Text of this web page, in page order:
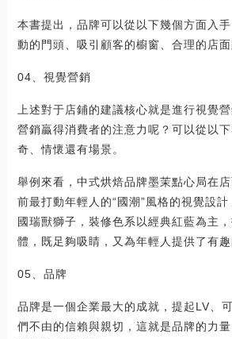
本書提出，品牌可以從以下幾個方面入
動的門頭、吸引顧客的櫥窗、合理的店面
04、視覺營銷
上述對于店鋪的建議核心就是進行視覺
營銷贏得消費者的注意力呢？可以從以
奇、情懷還有場景。
舉例來看，中式烘焙品牌墨茉點心局在
前最打動年輕人的“國潮”風格的視覺設
國瑞獸獅子，裝修色系以經典紅藍為主
體，既足夠吸睛，又為年輕人提供了有趣
05、品牌
品牌是一個企業最大的成就，提起LV、
們不由的信賴與親切，這就是品牌的力